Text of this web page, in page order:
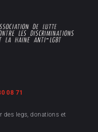
08 71
des legs, donations et